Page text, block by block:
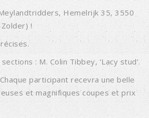
Hemelrijk 35, 3550
!
: M. Colin Tibbey, ‘Lacy stud’.
participant recevra une belle
et magnifiques coupes et prix